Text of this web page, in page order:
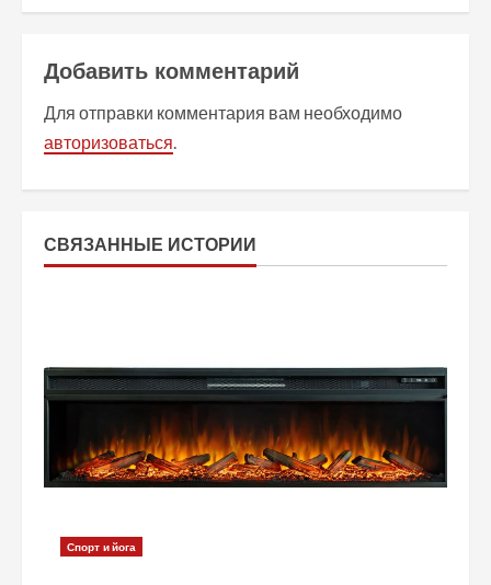
о
л
ж
и
ь
е
н
и
Добавить комментарий
Для отправки комментария вам необходимо
авторизоваться
СВЯЗАННЫЕ ИСТОРИИ
Спорт и йога